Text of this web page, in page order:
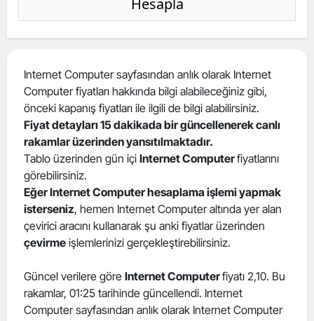
Internet Computer sayfasından anlık olarak Internet
Computer fiyatları hakkında bilgi alabileceğiniz gibi,
önceki kapanış fiyatları ile ilgili de bilgi alabilirsiniz.
Fiyat detayları 15 dakikada bir güncellenerek canlı
rakamlar üzerinden yansıtılmaktadır.
Tablo üzerinden gün içi Internet Computerfiyatlarını
görebilirsiniz.
Eğer Internet Computer hesaplama işlemi yapmak
isterseniz, hemen Internet Computer altında yer alan
çevirici aracını kullanarak şu anki fiyatlar üzerinden
çevirme işlemlerinizi gerçekleştirebilirsiniz.
Güncel verilere göre Internet Computerfiyatı 2,10. Bu
rakamlar, 01:25 tarihinde güncellendi. Internet
Computer sayfasından anlık olarak Internet Computer